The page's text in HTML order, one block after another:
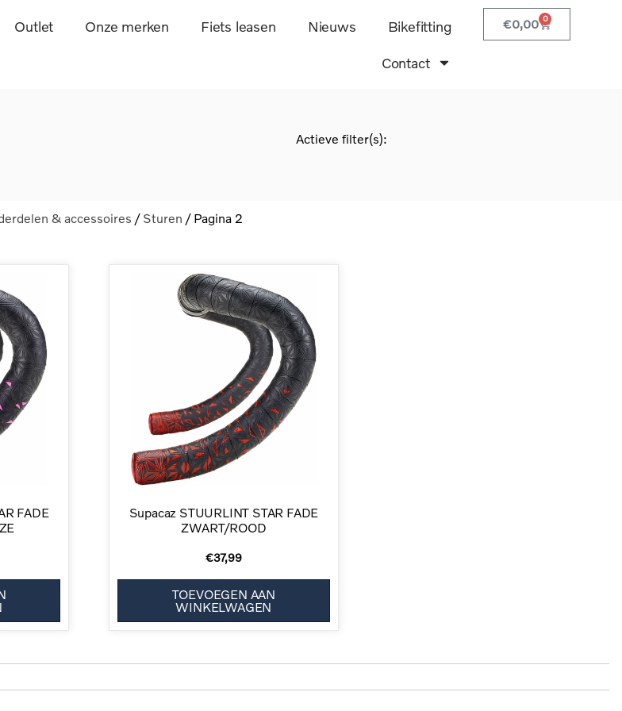
Outlet Onze merken Fiets leasen Nieuws Bikefitting
Contact
€0,00 0
Actieve filter(s):
& accessoires / Sturen / Pagina 2
FADE
Supacaz STUURLINT STAR FADE
ZWART/ROOD
€37,99
TOEVOEGEN AAN
WINKELWAGEN